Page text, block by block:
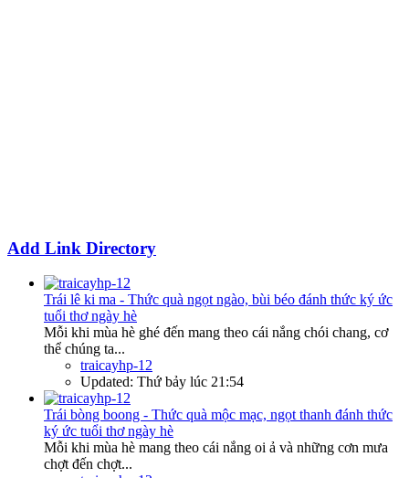
Add Link Directory
Trái lê ki ma - Thức quà ngọt ngào, bùi béo đánh thức ký ức
tuổi thơ ngày hè
Mỗi khi mùa hè ghé đến mang theo cái nắng chói chang, cơ
thể chúng ta...
traicayhp-12
Updated: Thứ bảy lúc 21:54
Trái bòng boong - Thức quà mộc mạc, ngọt thanh đánh thức
ký ức tuổi thơ ngày hè
Mỗi khi mùa hè mang theo cái nắng oi ả và những cơn mưa
chợt đến chợt...